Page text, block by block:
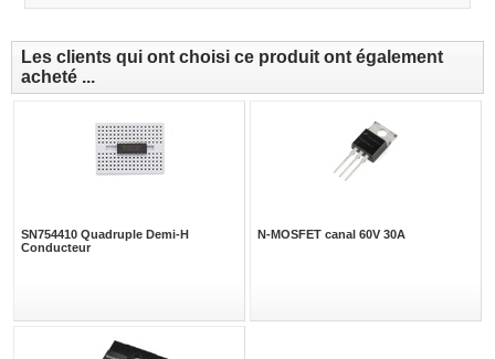
Les clients qui ont choisi ce produit ont également
acheté ...
SN754410 Quadruple Demi-H
Conducteur
N-MOSFET canal 60V 30A